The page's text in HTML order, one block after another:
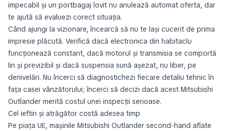
impecabil și un portbagaj lovit nu anulează automat oferta, dar
te ajută să evaluezi corect situația.
Când ajungi la vizionare, încearcă să nu te lași cucerit de prima
impresie plăcută. Verifică dacă electronica din habitaclu
funcționează constant, dacă motorul și transmisia se comportă
lin și previzibil și dacă suspensia sună așezat, nu liber, pe
denivelări. Nu încerci să diagnostichezi fiecare detaliu tehnic în
fața casei vânzătorului; încerci să decizi dacă acest Mitsubishi
Outlander merită costul unei inspecții serioase.
Cel ieftin și atrăgător costă adesea timp
Pe piața UE, mașinile Mitsubishi Outlander second-hand aflate